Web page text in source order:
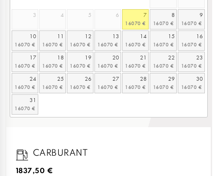
3 4 5 6 7 8 9
10 11 12 13 14 15 16
17 18 19 20 21 22 23
24 25 26 27 28 29 30
31
CARBURANT
1837,50 €